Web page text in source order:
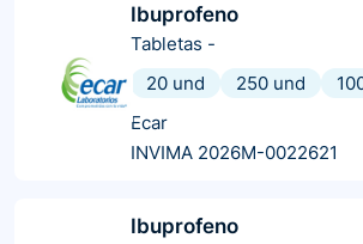
Ibuprofeno
Tabletas -
20 und
250 und
Ecar
INVIMA 2026M-0022621
Ibuprofeno